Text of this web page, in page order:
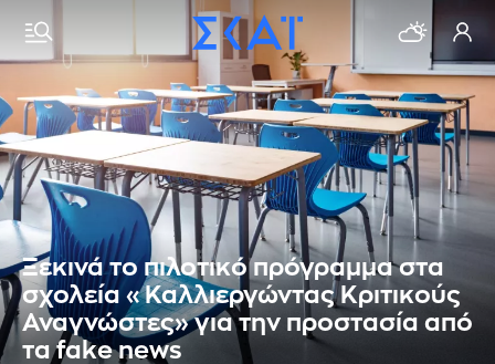
Ξεκινά το πιλοτικό πρόγραμμα στα
σχολεία «Καλλιεργώντας Κριτικούς
Αναγνώστες» για την προστασία από
τα fake news